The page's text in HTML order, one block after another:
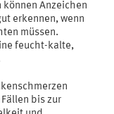
können Anzeichen
erkennen, wenn
müssen.
feucht-kalte,
bis zur